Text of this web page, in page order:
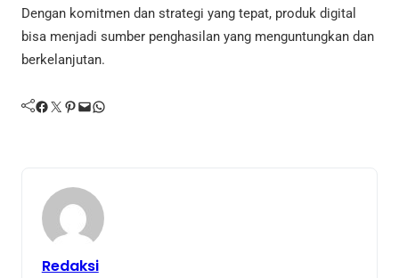
Dengan komitmen dan strategi yang tepat, produk digital
bisa menjadi sumber penghasilan yang menguntungkan dan
berkelanjutan.
Facebook Twitter Pinterest Mail WhatsApp
Redaksi